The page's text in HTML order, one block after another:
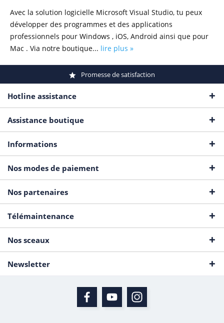
Avec la solution logicielle Microsoft Visual Studio, tu peux
développer des programmes et des applications
professionnels pour Windows , iOS, Android ainsi que pour
Mac . Via notre boutique... lire plus »
Promesse de satisfaction
Hotline assistance
Assistance boutique
Informations
Nos modes de paiement
Nos partenaires
Télémaintenance
Nos sceaux
Newsletter